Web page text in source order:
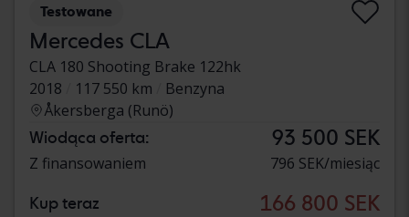
Testowane
Mercedes CLA
CLA 180 Shooting Brake 122hk
2018
117 550 km
Benzyna
Åkersberga (Runö)
Wiodąca oferta: 93 500 SEK
Z finansowaniem 796 SEK/miesiąc
Kup teraz 166 800 SEK